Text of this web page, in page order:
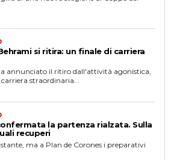
si ritira: un finale di carriera
annunciato il ritiro dall'attività agonistica,
straordinaria...
la partenza rialzata. Sulla
recuperi
ma a Plan de Corones i preparativi